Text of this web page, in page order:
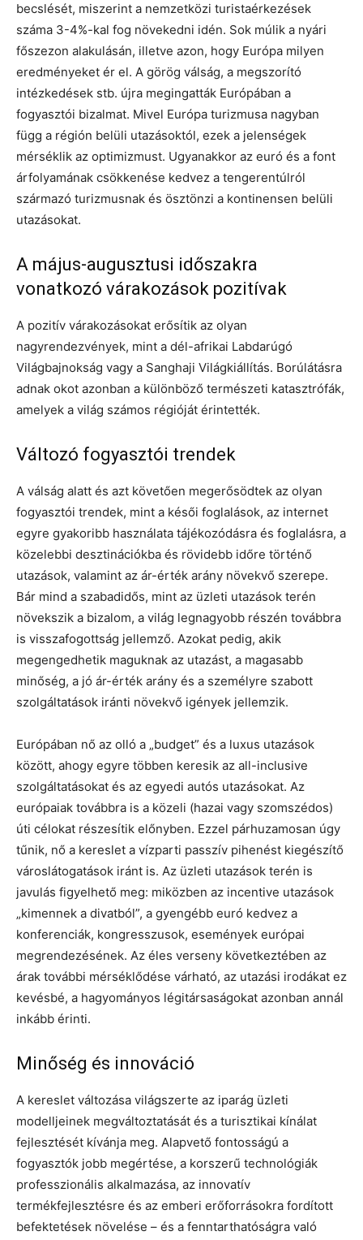
becslését, miszerint a nemzetközi turistaérkezések
száma 3-4%-kal fog növekedni idén. Sok múlik a nyári
főszezon alakulásán, illetve azon, hogy Európa milyen
eredményeket ér el. A görög válság, a megszorító
intézkedések stb. újra megingatták Európában a
fogyasztói bizalmat. Mivel Európa turizmusa nagyban
függ a régión belüli utazásoktól, ezek a jelenségek
mérséklik az optimizmust. Ugyanakkor az euró és a font
árfolyamának csökkenése kedvez a tengerentúlról
származó turizmusnak és ösztönzi a kontinensen belüli
utazásokat.
A május-augusztusi időszakra
vonatkozó várakozások pozitívak
A pozitív várakozásokat erősítik az olyan
nagyrendezvények, mint a dél-afrikai Labdarúgó
Világbajnokság vagy a Sanghaji Világkiállítás. Borúlátásra
adnak okot azonban a különböző természeti katasztrófák,
amelyek a világ számos régióját érintették.
Változó fogyasztói trendek
A válság alatt és azt követően megerősödtek az olyan
fogyasztói trendek, mint a késői foglalások, az internet
egyre gyakoribb használata tájékozódásra és foglalásra, a
közelebbi desztinációkba és rövidebb időre történő
utazások, valamint az ár-érték arány növekvő szerepe.
Bár mind a szabadidős, mint az üzleti utazások terén
növekszik a bizalom, a világ legnagyobb részén továbbra
is visszafogottság jellemző. Azokat pedig, akik
megengedhetik maguknak az utazást, a magasabb
minőség, a jó ár-érték arány és a személyre szabott
szolgáltatások iránti növekvő igények jellemzik.
Európában nő az olló a „budget” és a luxus utazások
között, ahogy egyre többen keresik az all-inclusive
szolgáltatásokat és az egyedi autós utazásokat. Az
európaiak továbbra is a közeli (hazai vagy szomszédos)
úti célokat részesítik előnyben. Ezzel párhuzamosan úgy
tűnik, nő a kereslet a vízparti passzív pihenést kiegészítő
városlátogatások iránt is. Az üzleti utazások terén is
javulás figyelhető meg: miközben az incentive utazások
„kimennek a divatból”, a gyengébb euró kedvez a
konferenciák, kongresszusok, események európai
megrendezésének. Az éles verseny következtében az
árak további mérséklődése várható, az utazási irodákat ez
kevésbé, a hagyományos légitársaságokat azonban annál
inkább érinti.
Minőség és innováció
A kereslet változása világszerte az iparág üzleti
modelljeinek megváltoztatását és a turisztikai kínálat
fejlesztését kívánja meg. Alapvető fontosságú a
fogyasztók jobb megértése, a korszerű technológiák
professzionális alkalmazása, az innovatív
termékfejlesztésre és az emberi erőforrásokra fordított
befektetések növelése – és a fenntarthatóságra való